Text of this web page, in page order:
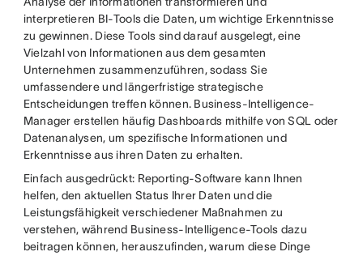
interpretieren BI-Tools die Daten, um wichtige Erkenntnisse
zu gewinnen. Diese Tools sind darauf ausgelegt, eine
Vielzahl von Informationen aus dem gesamten
Unternehmen zusammenzuführen, sodass Sie
umfassendere und längerfristige strategische
Entscheidungen treffen können. Business-Intelligence-
Manager erstellen häufig Dashboards mithilfe von SQL oder
Datenanalysen, um spezifische Informationen und
Erkenntnisse aus ihren Daten zu erhalten.
Einfach ausgedrückt: Reporting-Software kann Ihnen
helfen, den aktuellen Status Ihrer Daten und die
Leistungsfähigkeit verschiedener Maßnahmen zu
verstehen, während Business-Intelligence-Tools dazu
beitragen können, herauszufinden, warum diese Dinge